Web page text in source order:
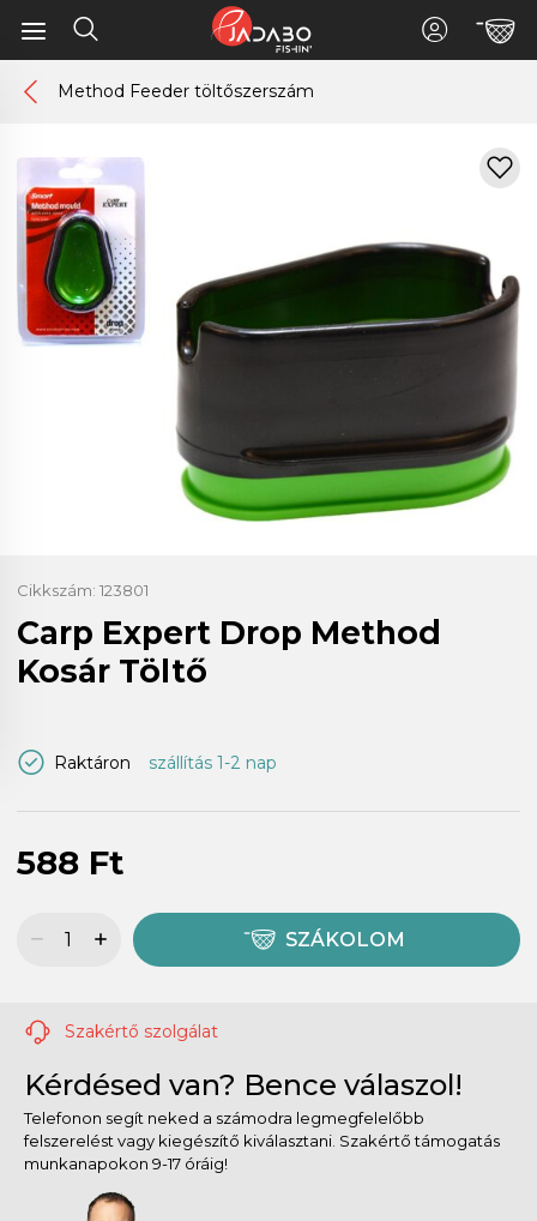
Method Feeder töltőszerszám
Cikkszám: 123801
Carp Expert Drop Method
Kosár Töltő
Raktáron szállítás 1-2 nap
588 Ft
SZÁKOLOM
Szakértő szolgálat
Kérdésed van? Bence válaszol!
Telefonon segít neked a számodra legmegfelelőbb
felszerelést vagy kiegészítő kiválasztani. Szakértő támogatás
munkanapokon 9-17 óráig!